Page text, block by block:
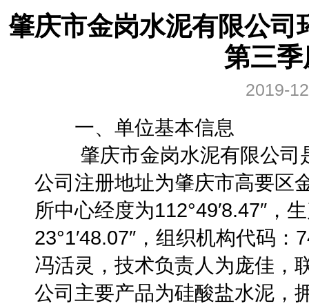
肇庆市金岗水泥有限公司
第三
2019-
一、单位基本信息
肇庆市金岗水泥有限公司
公司注册地址为肇庆市高要区
所中心经度为112°49′8.47″，
23°1′48.07″，组织机构代码
冯活灵，技术负责人为庞佳，
公司主要产品为硅酸盐水泥，